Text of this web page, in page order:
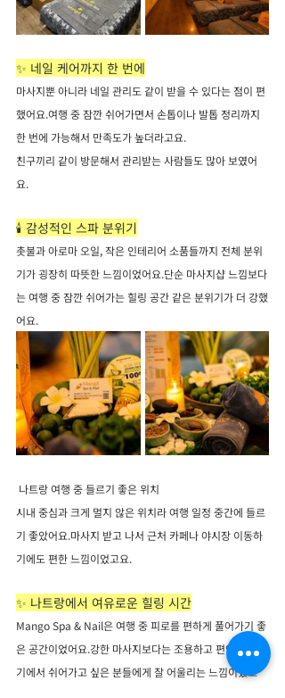
✨ 네일 케어까지 한 번에
마사지뿐 아니라 네일 관리도 같이 받을 수 있다는 점이 편
했어요.여행 중 잠깐 쉬어가면서 손톱이나 발톱 정리까지
한 번에 가능해서 만족도가 높더라고요.
친구끼리 같이 방문해서 관리받는 사람들도 많아 보였어
요.
🕯️ 감성적인 스파 분위기
촛불과 아로마 오일, 작은 인테리어 소품들까지 전체 분위
기가 굉장히 따뜻한 느낌이었어요.단순 마사지샵 느낌보다
는 여행 중 잠깐 쉬어가는 힐링 공간 같은 분위기가 더 강했
어요.
나트랑 여행 중 들르기 좋은 위치
시내 중심과 크게 멀지 않은 위치라 여행 일정 중간에 들르
기 좋았어요.마사지 받고 나서 근처 카페나 야시장 이동하
기에도 편한 느낌이었고요.
✨ 나트랑에서 여유로운 힐링 시간
Mango Spa & Nail은 여행 중 피로를 편하게 풀어가기 좋
은 공간이었어요.강한 마사지보다는 조용하고 편안한 분위
기에서 쉬어가고 싶은 분들에게 잘 어울리는 느낌이었고